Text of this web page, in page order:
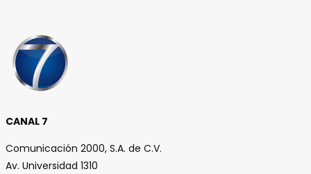
CANAL 7
Comunicación 2000, S.A. de C.V.
Av. Universidad 1310